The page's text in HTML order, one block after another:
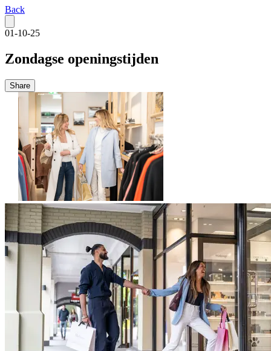
Back
01-10-25
Zondagse openingstijden
Share